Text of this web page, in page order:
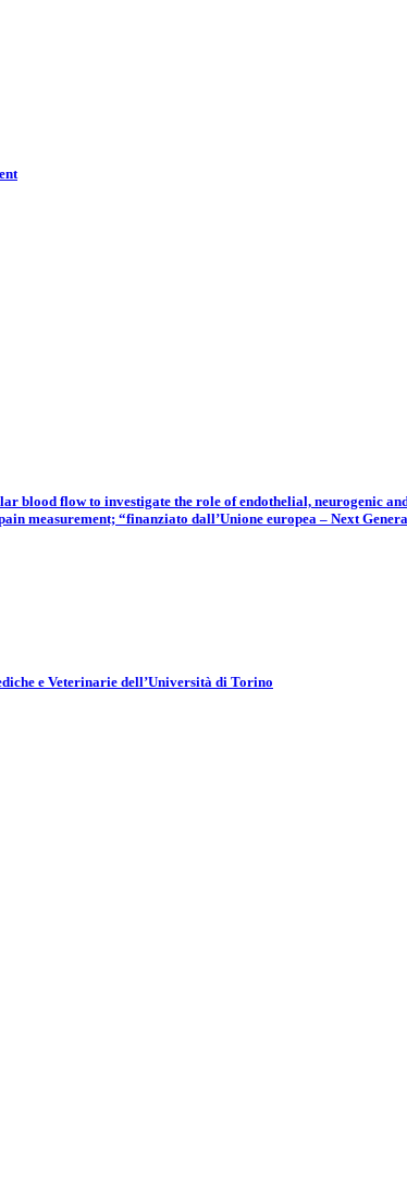
flow to investigate the role of endothelial, neurogenic
measurement; “finanziato dall’Unione europea – Next
e Veterinarie dell’Università di Torino